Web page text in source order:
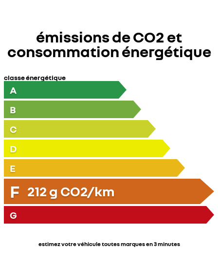
émissions de CO2 et
consommation énergétique
classe énergétique
A
B
C
D
E
F 212 g CO2/km
G
estimez votre véhicule toutes marques en 3 minutes